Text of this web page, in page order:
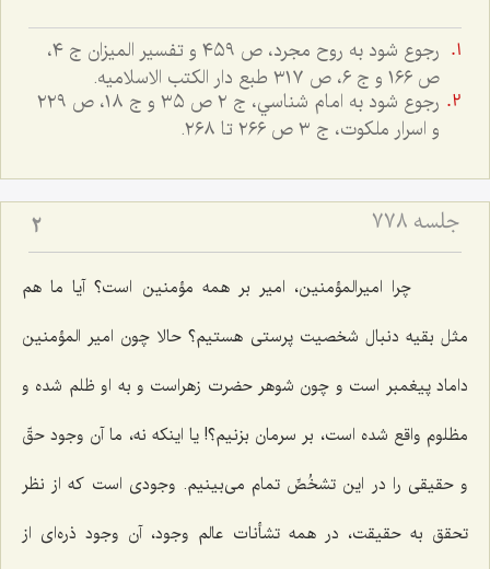
رجوع شود به روح مجرد، ص ٤٥٩ و تفسير الميزان ج ٤،
ص ١٦٦ و ج ٦، ص ٣١٧ طبع دار الکتب الاسلاميه.
رجوع شود به امام شناسي، ج ٢ ص ٣٥ و ج ١٨، ص ٢٢٩
و اسرار ملکوت، ج ٣ ص ٢٦٦ تا ٢٦٨.
جلسه ۷۷۸ 2
چرا امیرالمؤمنین، امیر بر همه مؤمنین است؟ آیا ما هم
مثل بقیه دنبال شخصیت پرستی هستیم؟ حالا چون امیر المؤمنین
داماد پیغمبر است و چون شوهر حضرت زهراست و به او ظلم شده و
مظلوم واقع شده است، بر سرمان بزنیم؟! یا اینكه نه، ما آن وجود حقّ
و حقیقی را در این تشخُصِّ تمام می‌بینیم. وجودی است كه از نظر
تحقق به حقیقت، در همه تشأنات عالم وجود، آن وجود ذره‌ای از